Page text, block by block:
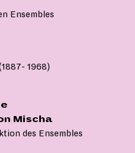
Ensembles
1968)
Mischa
des Ensembles